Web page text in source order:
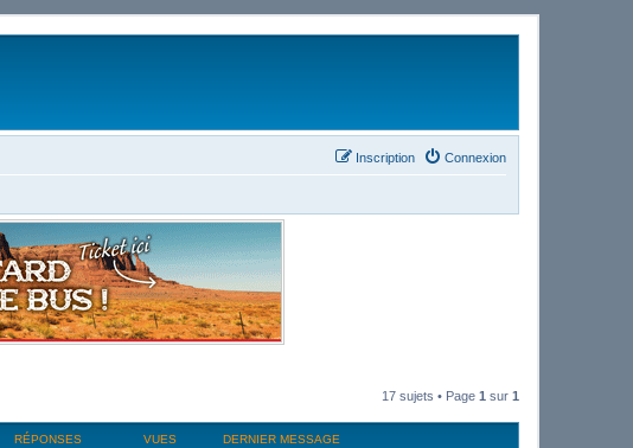
Connexion
Inscription
17 sujets • Page 1 sur 1
RÉPONSES VUES DERNIER MESSAGE